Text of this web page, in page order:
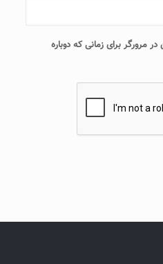
مرورگر برای زمانی که دوباره